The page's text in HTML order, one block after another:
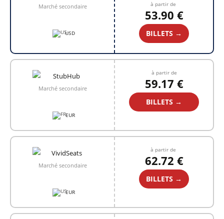
Marché secondaire
USD
à partir de
53.90 €
BILLETS →
Marché secondaire
EUR
à partir de
59.17 €
BILLETS →
Marché secondaire
EUR
à partir de
62.72 €
BILLETS →